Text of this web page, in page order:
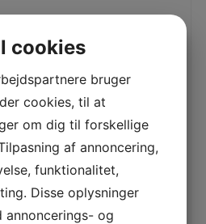
STIHL RM 2 RT
PLÆNEKLIPPER
Stihl RM 2 RT Stihl RM 2
RT er en selvkørende
bioplæneklipper til klipning
af plænearealer på 500 -
LÆS MERE
cookies
bruger
cookies, til at
om dig til forskellige
af annoncering,
funktionalitet,
Disse oplysninger
annoncerings- og